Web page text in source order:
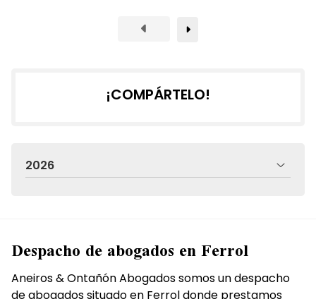
¡COMPÁRTELO!
2026
Despacho de abogados en Ferrol
Aneiros & Ontañón Abogados somos un despacho
de abogados situado en Ferrol donde prestamos